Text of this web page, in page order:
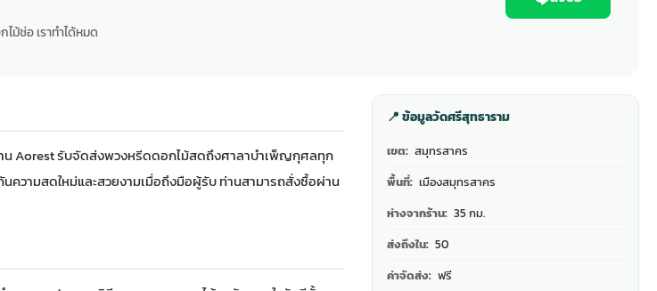
ม้ช่อ เราทำได้หมด
น Aorest รับจัดส่งพวงหรีดดอกไม้สดถึงศาลาบำเพ็ญกุศลทุก
นความสดใหม่และสวยงามเมื่อถึงมือผู้รับ ท่านสามารถสั่งซื้อผ่าน
📍 ข้อมูลวัดศรีสุทธาราม
เขต: สมุทรสาคร
พื้นที่: เมืองสมุทรสาคร
ห่างจากร้าน: 35 กม.
ส่งถึงใน: 50
ค่าจัดส่ง: ฟรี